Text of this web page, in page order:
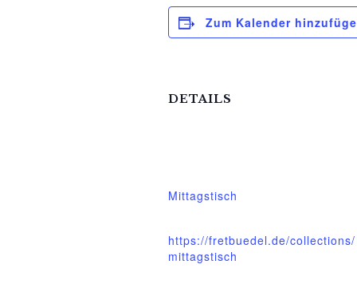
Zum Kalender
DETAILS
Mittagstisch
https://fretbuedel.de/collections/
mittagstisch